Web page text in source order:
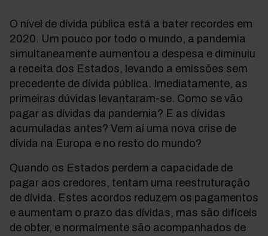
O nível de dívida pública está a bater recordes em
2020. Um pouco por todo o mundo, a pandemia
simultaneamente aumentou a despesa e diminuiu
a receita dos Estados, levando a emissões sem
precedente de dívida pública. Imediatamente, as
primeiras dúvidas levantaram-se. Como se vão
pagar as dívidas da pandemia? E as dívidas
acumuladas antes? Vem aí uma nova crise de
dívida na Europa e no resto do mundo?
Quando os Estados perdem a capacidade de
pagar aos credores, tentam uma reestruturação
de dívida. Estes acordos reduzem os pagamentos
e aumentam o prazo das dívidas, mas são difíceis
de obter, e normalmente são acompanhados de